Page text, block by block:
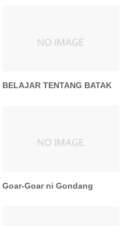
BELAJAR TENTANG BATAK
Goar-Goar ni Gondang